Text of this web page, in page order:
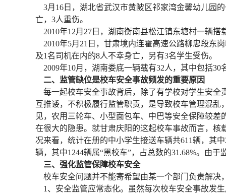
3月16日，湖北省武汉市黄陂区祁家湾金馨幼儿园
亡，3人重伤。
2010年12月27日，湖南衡南县松江镇东塘村一辆搭
2010年5月21日，甘肃境内连霍高速公路柳忠段东
及1名司机在内的8人不幸身亡，另有3名学生受伤。
2009年10月，湖南娄底一辆载有32人，其中包括
二、监管缺位是校车安全事故频发的重要原因
每一起校车安全事故背后，除了有学校对学生安全
互推诿，不积极履行监管职责，是导致校车管理混乱
见，农用三轮车、小型面包车、中巴等安全保障较
在很大的隐患。就甘肃庆阳的这起校车事故而言，
况来看，统计在册的中小学生接送车辆共611辆，其
辆，其中1244辆属“黑校车”，占总数的31.68%。由
三、强化监管保障校车安全
校车安全问题并不能寄希望由某一个部门负责解决
1、安全监管应常态化。虽然每次校车安全事故发